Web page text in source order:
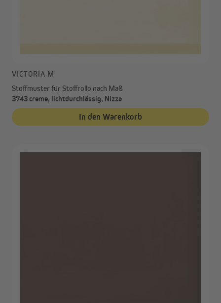
VICTORIA M
Stoffmuster für Stoffrollo nach Maß
3743 creme, lichtdurchlässig, Nizza
In den Warenkorb